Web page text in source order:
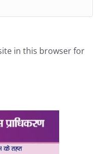
in this browser for